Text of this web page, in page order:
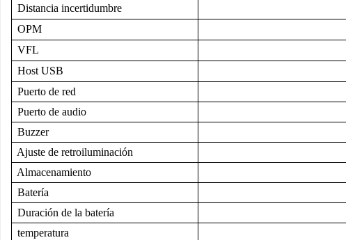
Distancia incertidumbre
OPM
VFL
Host USB
Puerto de red
Puerto de audio
Buzzer
Ajuste de retroiluminación
Almacenamiento
Batería
Duración de la batería
temperatura